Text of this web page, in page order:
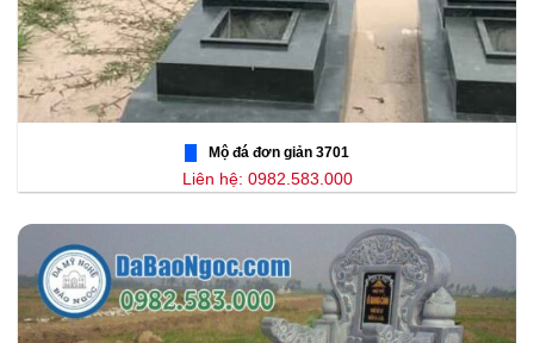
Mộ đá đơn giản 3701
Liên hệ: 0982.583.000